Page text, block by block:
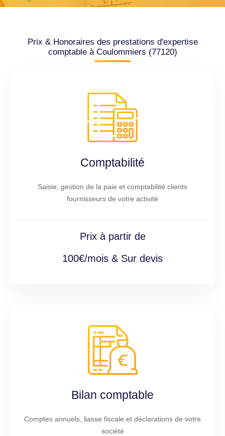
Prix & Honoraires des prestations d'expertise
comptable à Coulommiers (77120)
Comptabilité
Saisie, gestion de la paie et comptabilité clients
fournisseurs de votre activité
Prix à partir de
100€/mois & Sur devis
Bilan comptable
Comptes annuels, liasse fiscale et déclarations de votre
société